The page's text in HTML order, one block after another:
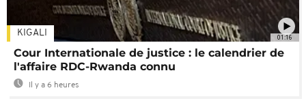
01:16
KIGALI
Cour Internationale de justice : le calendrier de
l'affaire RDC-Rwanda connu
Il y a 6 heures